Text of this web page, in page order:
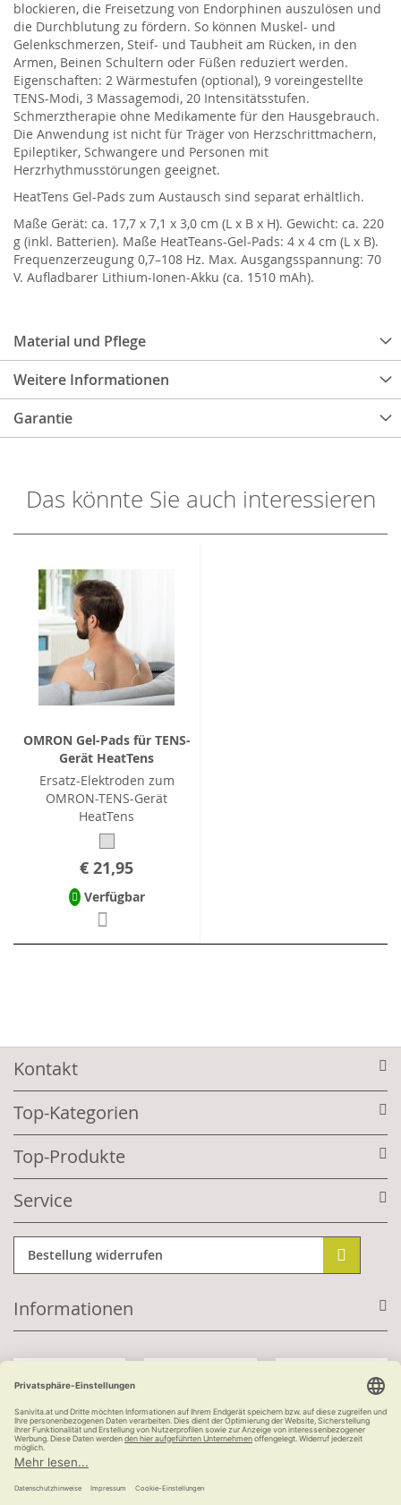
Material und Pflege
Weitere Informationen
Garantie
blockieren, die Freisetzung von Endorphinen auszulösen und
die Durchblutung zu fördern. So können Muskel- und
Gelenkschmerzen, Steif- und Taubheit am Rücken, in den
Armen, Beinen Schultern oder Füßen reduziert werden.
Eigenschaften: 2 Wärmestufen (optional), 9 voreingestellte
TENS-Modi, 3 Massagemodi, 20 Intensitätsstufen.
Schmerztherapie ohne Medikamente für den Hausgebrauch.
Die Anwendung ist nicht für Träger von Herzschrittmachern,
Epileptiker, Schwangere und Personen mit
Herzrhythmusstörungen geeignet.
HeatTens Gel-Pads zum Austausch sind separat erhältlich.
Maße Gerät: ca. 17,7 x 7,1 x 3,0 cm (L x B x H). Gewicht: ca. 220
g (inkl. Batterien). Maße HeatTeans-Gel-Pads: 4 x 4 cm (L x B).
Frequenzerzeugung 0,7–108 Hz. Max. Ausgangsspannung: 70
V. Aufladbarer Lithium-Ionen-Akku (ca. 1510 mAh).
Das könnte Sie auch interessieren
OMRON Gel-Pads für TENS-
Gerät HeatTens
Ersatz-Elektroden zum
OMRON-TENS-Gerät
HeatTens
€ 21,95
Verfügbar
Kontakt
Top-Kategorien
Top-Produkte
Service
Bestellung widerrufen
Informationen
Kauf auf Rechnung